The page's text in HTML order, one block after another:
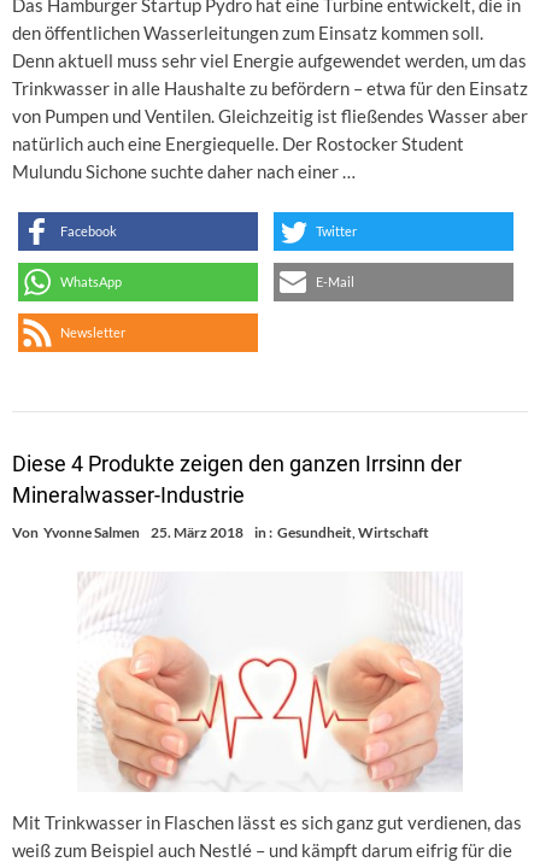
Das Hamburger Startup Pydro hat eine Turbine entwickelt, die in
den öffentlichen Wasserleitungen zum Einsatz kommen soll.
Denn aktuell muss sehr viel Energie aufgewendet werden, um das
Trinkwasser in alle Haushalte zu befördern – etwa für den Einsatz
von Pumpen und Ventilen. Gleichzeitig ist fließendes Wasser aber
natürlich auch eine Energiequelle. Der Rostocker Student
Mulundu Sichone suchte daher nach einer …
Facebook Twitter
WhatsApp E-Mail
Newsletter
Diese 4 Produkte zeigen den ganzen Irrsinn der
Mineralwasser-Industrie
Von Yvonne Salmen 25. März 2018 in : Gesundheit Wirtschaft
Mit Trinkwasser in Flaschen lässt es sich ganz gut verdienen, das
weiß zum Beispiel auch Nestlé – und kämpft darum eifrig für die